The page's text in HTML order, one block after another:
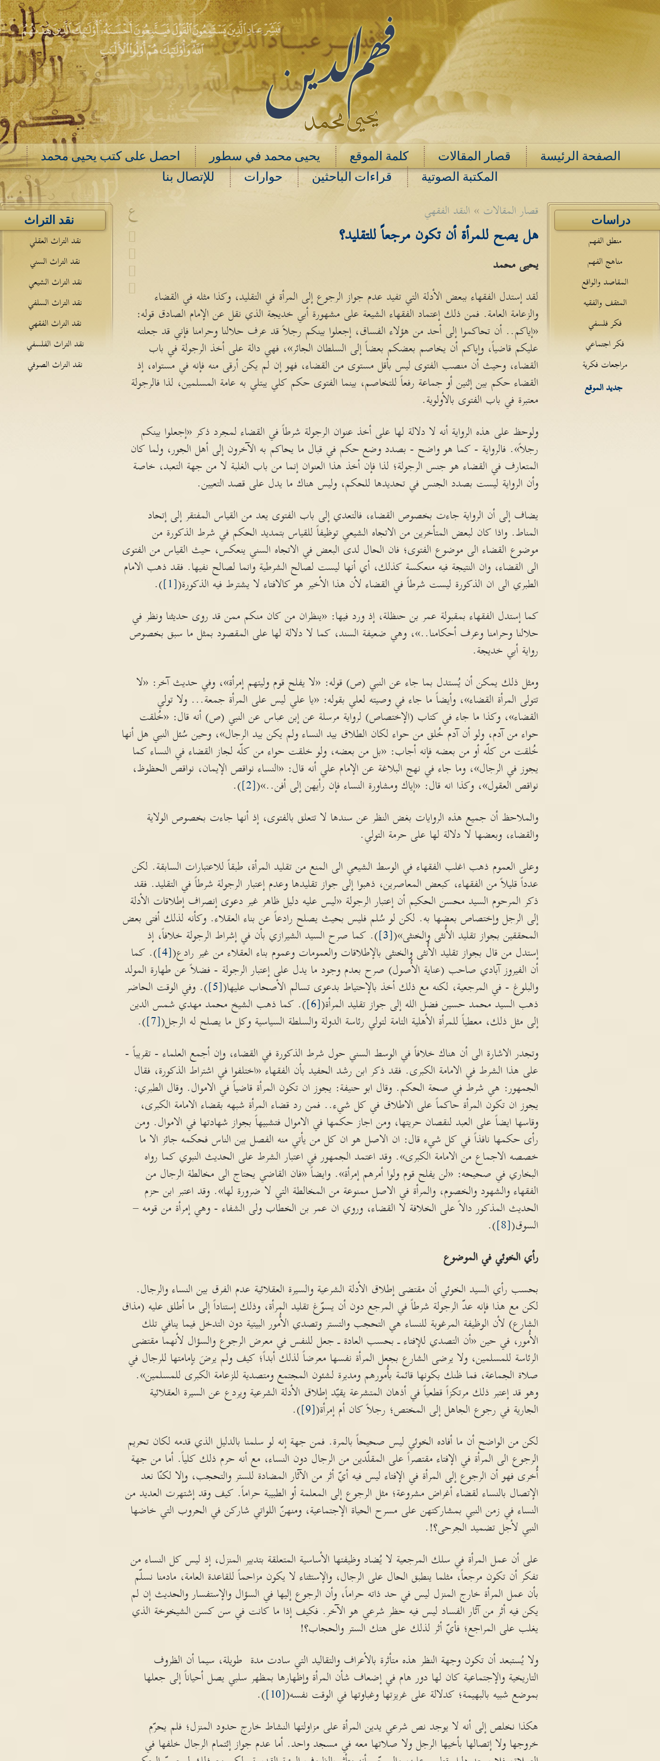
الصفحة الرئيسة قصار المقالات كلمة الموقع يحيى محمد في سطور
احصل على كتب يحيى محمد
المكتبة الصوتية
قراءات الباحثين حوارات للإتصال بنا
نقد التراث
نقد التراث العقلي
نقد التراث السني
نقد التراث الشيعي
نقد التراث السلفي
نقد التراث الفقهي
نقد التراث الفلسفي
نقد التراث الصوفي
ع قصار المقالات » النقد الفقهي
هل يصح للمرأة أن تكون مرجعاً للتقليد؟
يحيى محمد
لقد إستدل الفقهاء ببعض الأدلة التي تفيد عدم جواز الرجوع إلى المرأة في التقليد، وكذا مثله في القضاء
والزعامة العامة. فمن ذلك إعتماد الفقهاء الشيعة على مشهورة أبي خديجة الذي نقل عن الإمام الصادق قوله:
«إياكم.. أن تحاكموا إلى أحد من هؤلاء الفساق، إجعلوا بينكم رجلاً قد عرف حلالنا وحرامنا فإني قد جعلته
عليكم قاضياً، وإياكم أن يخاصم بعضكم بعضاً إلى السلطان الجائر»، فهي دالة على أخذ الرجولة في باب
القضاء، وحيث أن منصب الفتوى ليس بأقل مستوى من القضاء، فهو إن لم يكن أرقى منه فإنه في مستواه، إذ
القضاء حكم بين إثنين أو جماعة رفعاً للتخاصم، بينما الفتوى حكم كلي يبتلي به عامة المسلمين، لذا فالرجولة
معتبرة في باب الفتوى بالأولوية.
ولوحظ على هذه الرواية أنه لا دلالة لها على أخذ عنوان الرجولة شرطاً في القضاء لمجرد ذكر «إجعلوا بينكم
رجلاً». فالرواية - كما هو واضح - بصدد وضع حكم في قبال ما يحاكم به الآخرون إلى أهل الجور، ولما كان
المتعارف في القضاء هو جنس الرجولة؛ لذا فإن أخذ هذا العنوان إنما من باب الغلبة لا من جهة التعبد، خاصة
وأن الرواية ليست بصدد الجنس في تحديدها للحكم، وليس هناك ما يدل على قصد التعيين.
يضاف إلى أن الرواية جاءت بخصوص القضاء، فالتعدي إلى باب الفتوى يعد من القياس المفتقر إلى إتحاد
المناط. واذا كان لبعض المتأخرين من الاتجاه الشيعي توظيفاً للقياس بتمديد الحكم في شرط الذكورة من
موضوع القضاء الى موضوع الفتوى؛ فان الحال لدى البعض في الاتجاه السني ينعكس، حيث القياس من الفتوى
الى القضاء، وان النتيجة فيه منعكسة كذلك، أي أنها ليست لصالح الشرطية وانما لصالح نفيها. فقد ذهب الامام
الطبري الى ان الذكورة ليست شرطاً في القضاء لأن هذا الأخير هو كالافتاء لا يشترط فيه الذكورة([1]
).
كما إستدل الفقهاء بمقبولة عمر بن حنظلة، إذ ورد فيها: «ينظران من كان منكم ممن قد روى حديثنا ونظر في
حلالنا وحرامنا وعرف أحكامنا..»، وهي ضعيفة السند، كما لا دلالة لها على المقصود بمثل ما سبق بخصوص
رواية أبي خديجة.
ومثل ذلك يمكن أن يُستدل بما جاء عن النبي (ص) قوله: «لا يفلح قوم وليتهم إمرأة»، وفي حديث آخر: «لا
تتولى المرأة القضاء»، وأيضاً ما جاء في وصيته لعلي بقوله: «يا علي ليس على المرأة جمعة... ولا تولي
القضاء»، وكذا ما جاء في كتاب (الإختصاص) لرواية مرسلة عن إبن عباس عن النبي (ص) أنه قال: «خُلقت
حواء من آدم، ولو أن آدم خُلق من حواء لكان الطلاق بيد النساء ولم يكن بيد الرجال»، وحين سُئل النبي هل أنها
خُلقت من كلّه أو من بعضه فإنه أجاب: «بل من بعضه، ولو خلقت حواء من كلّه لجاز القضاء في النساء كما
يجوز في الرجال»، وما جاء في نهج البلاغة عن الإمام علي أنه قال: «النساء نواقص الإيمان، نواقص الحظوظ،
نواقص العقول»، وكذا انه قال: «إياك ومشاورة النساء فإن رأيهن إلى أفن..»([2]
).
والملاحظ أن جميع هذه الروايات بغض النظر عن سندها لا تتعلق بالفتوى، إذ أنها جاءت بخصوص الولاية
والقضاء، وبعضها لا دلالة لها على حرمة التولي.
وعلى العموم ذهب اغلب الفقهاء في الوسط الشيعي الى المنع من تقليد المرأة، طبقاً للاعتبارات السابقة. لكن
عدداً قليلاً من الفقهاء، كبعض المعاصرين، ذهبوا إلى جواز تقليدها وعدم إعتبار الرجولة شرطاً في التقليد. فقد
ذكر المرحوم السيد محسن الحكيم أن إعتبار الرجولة «ليس عليه دليل ظاهر غير دعوى إنصراف إطلاقات الأدلة
إلى الرجل وإختصاص بعضها به. لكن لو سُلم فليس بحيث يصلح رادعاً عن بناء العقلاء. وكأنه لذلك أفتى بعض
المحققين بجواز تقليد الأُنثى والخنثى»([3]
). كما صرح السيد الشيرازي بأن في إشراط الرجولة خلافاً، إذ
إستدل من قال بجواز تقليد الأُنثى والخنثى بالإطلاقات والعمومات وعموم بناء العقلاء من غير رادع([4]
). كما
أن الفيروز آبادي صاحب (عناية الأُصول) صرح بعدم وجود ما يدل على إعتبار الرجولة - فضلاً عن طهارة المولد
والبلوغ - في المرجعية، لكنه مع ذلك أخذ بالإحتياط بدعوى تسالم الأصحاب عليها([5]
). وفي الوقت الحاضر
ذهب السيد محمد حسين فضل الله إلى جواز تقليد المرأة([6]
). كما ذهب الشيخ محمد مهدي شمس الدين
إلى مثل ذلك، معطياً للمرأة الأهلية التامة لتولي رئاسة الدولة والسلطة السياسية وكل ما يصلح له الرجل([7]
).
وتجدر الاشارة الى أن هناك خلافاً في الوسط السني حول شرط الذكورة في القضاء، وإن أجمع العلماء - تقريباً -
على هذا الشرط في الامامة الكبرى. فقد ذكر ابن رشد الحفيد بأن الفقهاء «اختلفوا في اشتراط الذكورة، فقال
الجمهور: هي شرط في صحة الحكم. وقال ابو حنيفة: يجوز ان تكون المرأة قاضياً في الاموال. وقال الطبري:
يجوز ان تكون المرأة حاكماً على الاطلاق في كل شيء.. فمن رد قضاء المرأة شبهه بقضاء الامامة الكبرى،
وقاسها ايضاً على العبد لنقصان حريتها، ومن اجاز حكمها في الاموال فتشبيهاً بجواز شهادتها في الاموال. ومن
رأى حكمها نافذاً في كل شيء قال: ان الاصل هو ان كل من يأتي منه الفصل بين الناس فحكمه جائز الا ما
خصصه الاجماع من الامامة الكبرى». وقد اعتمد الجمهور في اعتبار الشرط على الحديث النبوي كما رواه
البخاري في صحيحه: «لن يفلح قوم ولوا أمرهم إمرأة». وايضاً «فان القاضي يحتاج الى مخالطة الرجال من
الفقهاء والشهود والخصوم، والمرأة في الاصل ممنوعة من المخالطة التي لا ضرورة لها». وقد اعتبر ابن حزم
الحديث المذكور دالاً على الخلافة لا القضاء، وروي ان عمر بن الخطاب ولى الشفاء - وهي إمرأة من قومه –
السوق([8]
).
رأي الخوئي في الموضوع
بحسب رأي السيد الخوئي أن مقتضى إطلاق الأدلة الشرعية والسيرة العقلائية عدم الفرق بين النساء والرجال.
لكن مع هذا فإنه عدّ الرجولة شرطاً في المرجع دون أن يسوّغ تقليد المرأة، وذلك إستناداً إلى ما أطلق عليه (مذاق
الشارع) لأن الوظيفة المرغوبة للنساء هي التحجب والتستر وتصدي الأُمور البيتية دون التدخل فيما ينافي تلك
الأُمور، في حين «أن التصدي للإفتاء ـ بحسب العادة ـ جعل للنفس في معرض الرجوع والسؤال لأنهما مقتضى
الرئاسة للمسلمين، ولا يرضى الشارع بجعل المرأة نفسها معرضاً لذلك أبداً؛ كيف ولم يرضَ بإمامتها للرجال في
صلاة الجماعة، فما ظنك بكونها قائمة بأُمورهم ومديرة لشئون المجتمع ومتصدية للزعامة الكبرى للمسلمين».
وهو قد إعتبر ذلك مرتكزاً قطعياً في أذهان المتشرعة يقيّد إطلاق الأدلة الشرعية ويردع عن السيرة العقلائية
الجارية في رجوع الجاهل إلى المختص؛ رجلاً كان أم إمرأة([9]
).
لكن من الواضح أن ما أفاده الخوئي ليس صحيحاً بالمرة. فمن جهة إنه لو سلمنا بالدليل الذي قدمه لكان تحريم
الرجوع الى المرأة في الإفتاء مقتصراً على المقلّدين من الرجال دون النساء، مع أنه حرم ذلك كلياً. أما من جهة
أُخرى فهو أن الرجوع إلى المرأة في الإفتاء ليس فيه أيّ أثر من الآثار المضادة للستر والتحجب، وإلا لكنّا نعد
الإتصال بالنساء لقضاء أغراض مشروعة؛ مثل الرجوع إلى المعلمة أو الطبيبة حراماً. كيف وقد إشتهرت العديد من
النساء في زمن النبي بمشاركتهن على مسرح الحياة الإجتماعية، ومنهنّ اللواتي شاركن في الحروب التي خاضها
النبي لأجل تضميد الجرحى؟!.
على أن عمل المرأة في سلك المرجعية لا يُضاد وظيفتها الأساسية المتعلقة بتدبير المنزل، إذ ليس كل النساء من
تفكر أن تكون مرجعاً، مثلما ينطبق الحال على الرجال، والإستثناء لا يكون مزاحماً للقاعدة العامة، مادمنا نسلّم
بأن عمل المرأة خارج المنزل ليس في حد ذاته حراماً، وأن الرجوع إليها في السؤال والإستفسار والحديث إن لم
يكن فيه أثر من آثار الفساد ليس فيه حظر شرعي هو الآخر. فكيف إذا ما كانت في سن كسن الشيخوخة الذي
يغلب على المراجع؛ فأيّ أثر لذلك على هتك الستر والحجاب؟!
ولا يُستبعد أن تكون وجهة النظر هذه متأثرة بالأعراف والتقاليد التي سادت مدة طويلة، سيما أن الظروف
التاريخية والإجتماعية كان لها دور هام في إضعاف شأن المرأة وإظهارها بمظهر سلبي يصل أحياناً إلى جعلها
بموضع شبيه بالبهيمة؛ كدلالة على غريزتها وغباوتها في الوقت نفسه([10]
).
هكذا نخلص إلى أنه لا يوجد نص شرعي يدين المرأة على مزاولتها النشاط خارج حدود المنزل؛ فلم يحرّم
خروجها ولا إتصالها بأخيها الرجل ولا صلاتها معه في مسجد واحد. أما عدم جواز إئتمام الرجال خلفها في
دراسات
منطق الفهم
مناهج الفهم
المقاصد والواقع
المثقف والفقيه
فكر فلسفي
فكر اجتماعي
مراجعات فكرية
جديد الموقع